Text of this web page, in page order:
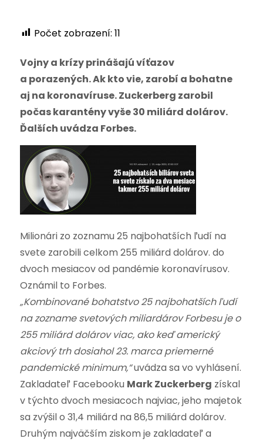
Počet zobrazení: 11
Vojny a krízy prinášajú víťazov
a porazených. Ak kto vie, zarobí a bohatne
aj na koronavíruse. Zuckerberg zarobil
počas karantény vyše 30 miliárd dolárov.
Ďalších uvádza Forbes.
Milionári zo zoznamu 25 najbohatších ľudí na
svete zarobili celkom 255 miliárd dolárov. do
dvoch mesiacov od pandémie koronavírusov.
Oznámil to Forbes.
„Kombinované bohatstvo 25 najbohatších ľudí
na zozname svetových miliardárov Forbesu je o
255 miliárd dolárov viac, ako keď americký
akciový trh dosiahol 23. marca priemerné
pandemické minimum,“uvádza sa vo vyhlásení.
Zakladateľ Facebooku Mark Zuckerberg získal
v týchto dvoch mesiacoch najviac, jeho majetok
sa zvýšil o 31,4 miliárd na 86,5 miliárd dolárov.
Druhým najväčším ziskom je zakladateľ a